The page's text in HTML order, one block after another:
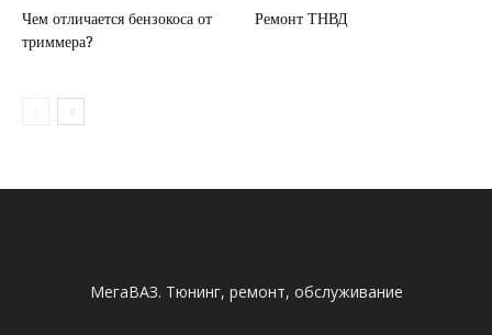
Чем отличается бензокоса от
триммера?
Ремонт ТНВД
МегаВАЗ. Тюнинг, ремонт, обслуживание